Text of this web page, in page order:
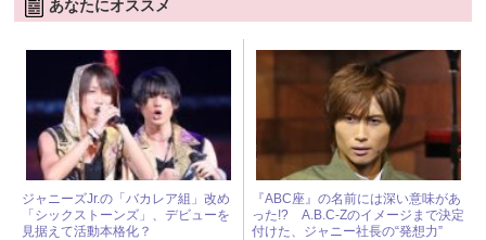
あなたにオススメ
ジャニーズJr.の「バカレア組」改め
「シックストーンズ」、デビューを
見据えて活動本格化？
『ABC座』の名前には深い意味があ
った!? A.B.C-Zのイメージまで決定
付けた、ジャニー社長の“発想力”